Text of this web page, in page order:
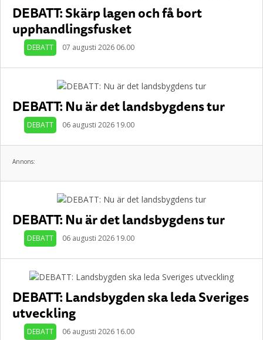
DEBATT: Skärp lagen och få bort
upphandlingsfusket
DEBATT 07 augusti 2026 06.00
DEBATT: Nu är det landsbygdens tur
DEBATT 06 augusti 2026 19.00
Annons:
DEBATT: Nu är det landsbygdens tur
DEBATT 06 augusti 2026 19.00
DEBATT: Landsbygden ska leda Sveriges
utveckling
DEBATT 06 augusti 2026 16.00